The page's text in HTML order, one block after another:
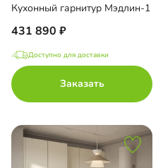
Кухонный гарнитур Мэдлин-1
431 890
Доступно для доставки
Заказать